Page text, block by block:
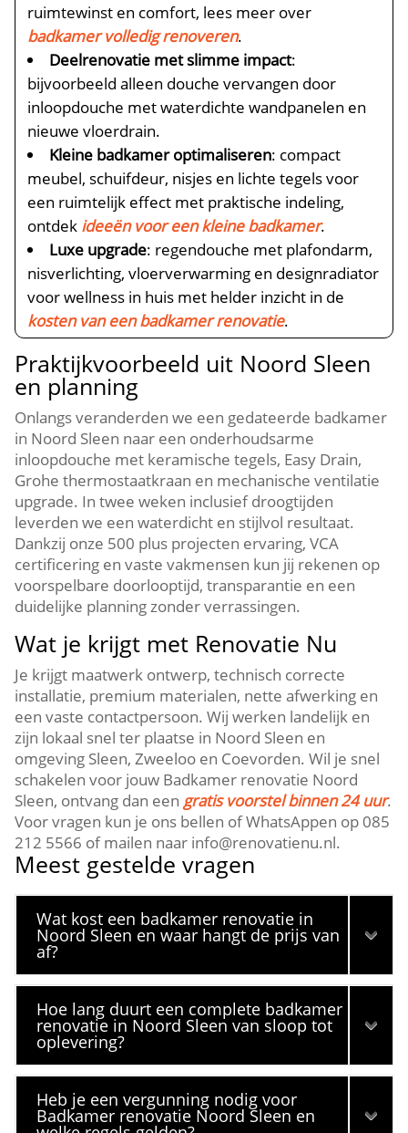
ruimtewinst en comfort, lees meer over
badkamer volledig renoveren.
Deelrenovatie met slimme impact:
bijvoorbeeld alleen douche vervangen door
inloopdouche met waterdichte wandpanelen en
nieuwe vloerdrain.
Kleine badkamer optimaliseren: compact
meubel, schuifdeur, nisjes en lichte tegels voor
een ruimtelijk effect met praktische indeling,
ontdek ideeën voor een kleine badkamer.
Luxe upgrade: regendouche met plafondarm,
nisverlichting, vloerverwarming en designradiator
voor wellness in huis met helder inzicht in de
kosten van een badkamer renovatie.
Praktijkvoorbeeld uit Noord Sleen
en planning
Onlangs veranderden we een gedateerde badkamer
in Noord Sleen naar een onderhoudsarme
inloopdouche met keramische tegels, Easy Drain,
Grohe thermostaatkraan en mechanische ventilatie
upgrade. In twee weken inclusief droogtijden
leverden we een waterdicht en stijlvol resultaat.
Dankzij onze 500 plus projecten ervaring, VCA
certificering en vaste vakmensen kun jij rekenen op
voorspelbare doorlooptijd, transparantie en een
duidelijke planning zonder verrassingen.
Wat je krijgt met Renovatie Nu
Je krijgt maatwerk ontwerp, technisch correcte
installatie, premium materialen, nette afwerking en
een vaste contactpersoon. Wij werken landelijk en
zijn lokaal snel ter plaatse in Noord Sleen en
omgeving Sleen, Zweeloo en Coevorden. Wil je snel
schakelen voor jouw Badkamer renovatie Noord
Sleen, ontvang dan een gratis voorstel binnen 24 uur.
Voor vragen kun je ons bellen of WhatsAppen op 085
212 5566 of mailen naar info@renovatienu.nl.
Meest gestelde vragen
Wat kost een badkamer renovatie in
Noord Sleen en waar hangt de prijs van
af?
Hoe lang duurt een complete badkamer
renovatie in Noord Sleen van sloop tot
oplevering?
Heb je een vergunning nodig voor
Badkamer renovatie Noord Sleen en